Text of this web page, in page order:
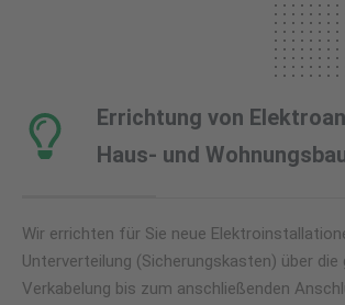
Errichtung von
Haus- und
Wir errichten für Sie neue
Unterverteilung (Sicherungskasten) über die
Verkabelung bis zum anschließenden